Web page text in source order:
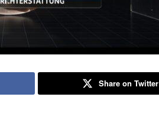
Share on Twitter